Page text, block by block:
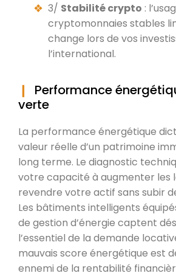
3/ Stabilité crypto :
cryptomonnaies stables
change lors de vos
l’international.
Performance
verte
La performance énergétique
valeur réelle d’un patrimoine
long terme. Le diagnostic
votre capacité à augmenter les
revendre votre actif sans subir
Les bâtiments intelligents
de gestion d’énergie captent
l’essentiel de la demande
mauvais score énergétique est
ennemi de la rentabilité